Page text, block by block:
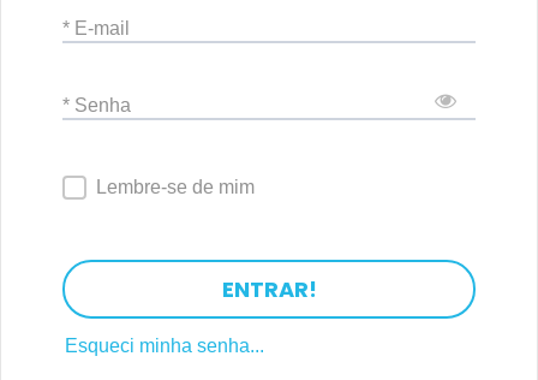
* E-mail
* Senha
Lembre-se de mim
ENTRAR!
Esqueci minha senha...